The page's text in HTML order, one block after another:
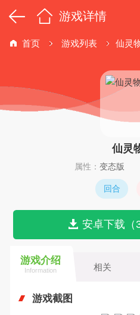
游戏详情
首页 游戏列表 仙灵
仙灵
属性： 变态版
回合
安卓下载（
游戏介绍
Information 相关
游戏截图